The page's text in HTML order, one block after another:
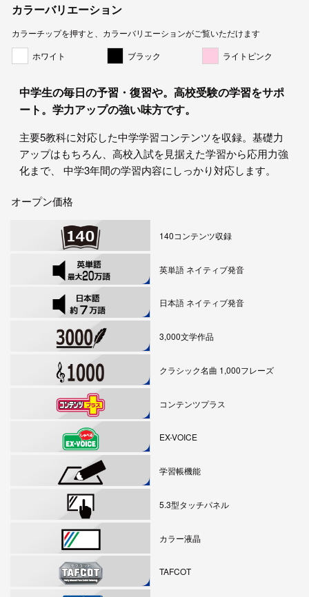
カラーバリエーション
カラーチップを押すと、カラーバリエーションがご覧いただけます
ホワイト
ブラック ライトピンク
中学生の毎日の予習・復習や。高校受験の学習をサポ
ート。学力アップの強い味方です。
主要5教科に対応した中学学習コンテンツを収録。基礎力
アップはもちろん、高校入試を見据えた学習から応用力強
化まで、 中学3年間の学習内容にしっかり対応します。
オープン価格
140コンテンツ収録
英単語 ネイティブ発音
日本語 ネイティブ発音
3,000文学作品
クラシック名曲 1,000フレーズ
コンテンツプラス
EX-VOICE
学習帳機能
5.3型タッチパネル
カラー液晶
TAFCOT